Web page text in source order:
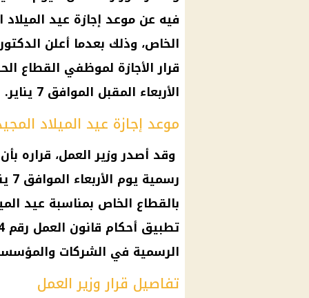
فيه عن موعد إجازة عيد الميلاد
الخاص، وذلك بعدما أعلن
قرارالأجازة لموظفي القطاع
الأربعاء المقبل الموافق 7 يناير.
موعد إجازة عيد الميلاد
وقد أصدروزير العمل، قراره
رسمية يوم الأربعاء الموافق 7
بالقطاع الخاص بمناسبة عيد
تطبيق أحكام قانون العمل
الرسمية في الشركات
تفاصيل قرار وزير العمل